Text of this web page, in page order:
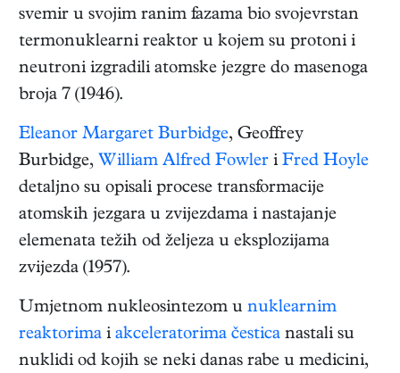
svemir u svojim ranim fazama bio svojevrstan
termonuklearni reaktor u kojem su protoni i
neutroni izgradili atomske jezgre do masenoga
broja 7 (1946).
Eleanor Margaret Burbidge, Geoffrey
Burbidge, William Alfred Fowler i Fred Hoyle
detaljno su opisali procese transformacije
atomskih jezgara u zvijezdama i nastajanje
elemenata težih od željeza u eksplozijama
zvijezda (1957).
Umjetnom nukleosintezom u nuklearnim
reaktorima i akceleratorima čestica nastali su
nuklidi od kojih se neki danas rabe u medicini,